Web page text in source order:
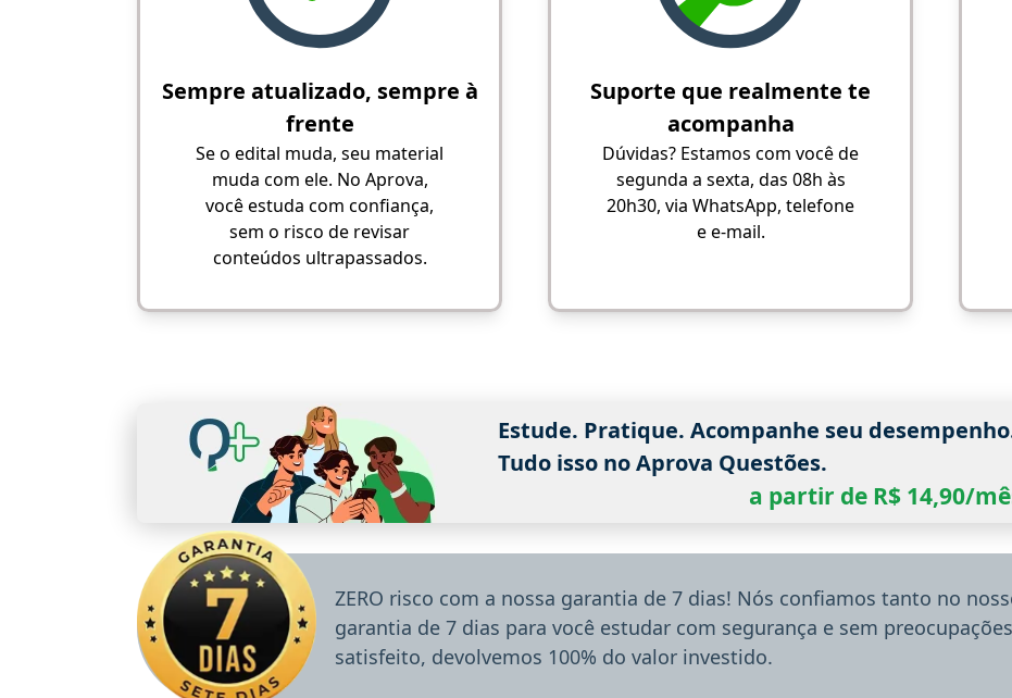
Sempre atualizado, sempre à
frente
Se o edital muda, seu material
muda com ele. No Aprova,
você estuda com confiança,
sem o risco de revisar
conteúdos ultrapassados.
Suporte que realmente te
acompanha
Dúvidas? Estamos com você de
segunda a sexta, das 08h às
20h30, via WhatsApp, telefone
e e-mail.
Estude. Pratique. Acompanhe seu
Tudo isso no Aprova Questões.
a partir de R$ 14,90/
ZERO risco com a nossa garantia de 7 dias! Nós confiamos tanto no
garantia de 7 dias para você estudar com segurança e sem
satisfeito, devolvemos 100% do valor investido.